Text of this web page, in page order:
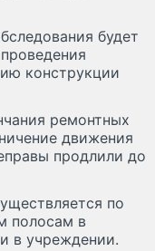
будет
конструкции
ремонтных
движения
продлили до
по
полосам в
в учреждении.